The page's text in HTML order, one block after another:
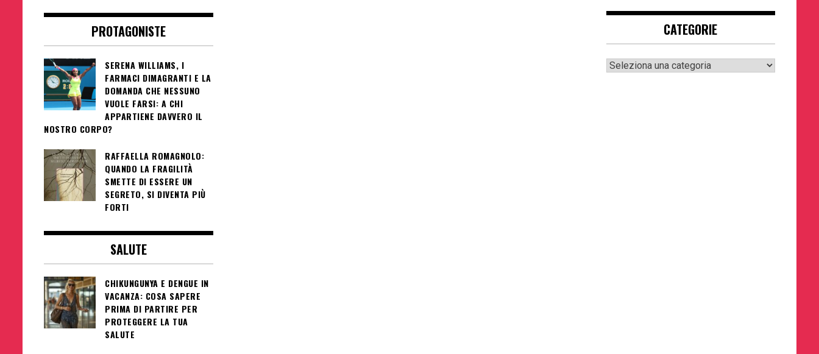
PROTAGONISTE
SERENA WILLIAMS, I
FARMACI DIMAGRANTI E LA
DOMANDA CHE NESSUNO
VUOLE FARSI: A CHI
APPARTIENE DAVVERO IL
NOSTRO CORPO?
RAFFAELLA ROMAGNOLO:
QUANDO LA FRAGILITÀ
SMETTE DI ESSERE UN
SEGRETO, SI DIVENTA PIÙ
FORTI
SALUTE
CHIKUNGUNYA E DENGUE IN
VACANZA: COSA SAPERE
PRIMA DI PARTIRE PER
PROTEGGERE LA TUA
SALUTE
CATEGORIE
Categorie